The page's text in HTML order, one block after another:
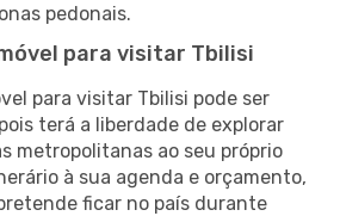
pedonais.
para visitar Tbilisi
para visitar Tbilisi pode ser
terá a liberdade de explorar
metropolitanas ao seu próprio
à sua agenda e orçamento,
ficar no país durante